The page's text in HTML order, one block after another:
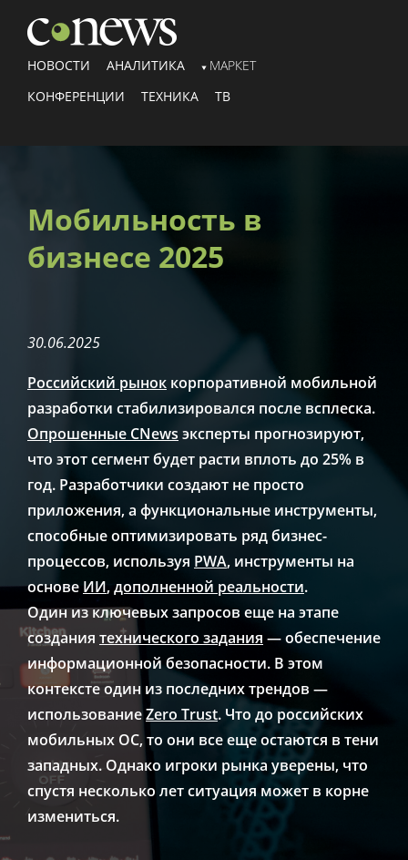
НОВОСТИ АНАЛИТИКА
МАРКЕТ
КОНФЕРЕНЦИИ
ТЕХНИКА ТВ
Мобильность в
бизнесе 2025
Российский рынок корпоративной мобильной
разработки стабилизировался после всплеска.
Опрошенные CNews эксперты прогнозируют,
что этот сегмент будет расти вплоть до 25% в
год. Разработчики создают не просто
приложения, а функциональные инструменты,
способные оптимизировать ряд бизнес-
процессов, используя PWA, инструменты на
основе ИИ,дополненной реальности.
Один из ключевых запросов еще на этапе
создания технического задания — обеспечение
информационной безопасности. В этом
контексте один из последних трендов —
использованиеZero Trust. Что до российских
мобильных ОС, то они все еще остаются в тени
западных. Однако игроки рынка уверены, что
спустя несколько лет ситуация может в корне
измениться.
30.06.2025